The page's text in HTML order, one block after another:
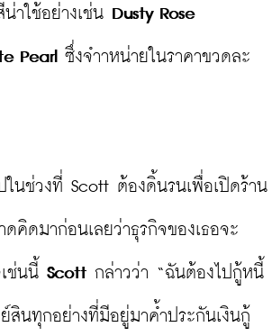
าใช้อย่างเช่น Dusty Rose
Pearl ซึ่งจำาหน่ายในราคาขวดละ
ในช่วงที่ Scott ต้องดิ้นรนเพื่อเปิดร้าน
ดคิดมาก่อนเลยว่าธุรกิจของเธอจะ
ช่นนี้ Scott กล่าวว่า “ฉันต้องไปกู้หนี้
นทุกอย่างที่มีอยู่มาค้ำประกันเงินกู้